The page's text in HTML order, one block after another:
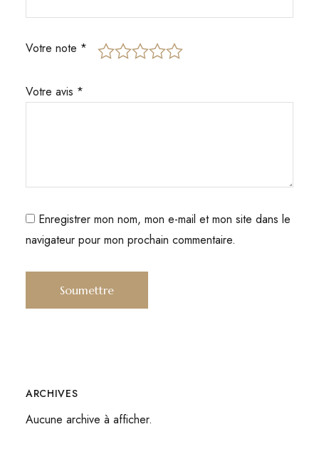
Votre note *
Votre avis *
Enregistrer mon nom, mon e-mail et mon site dans le
navigateur pour mon prochain commentaire.
ARCHIVES
Aucune archive à afficher.